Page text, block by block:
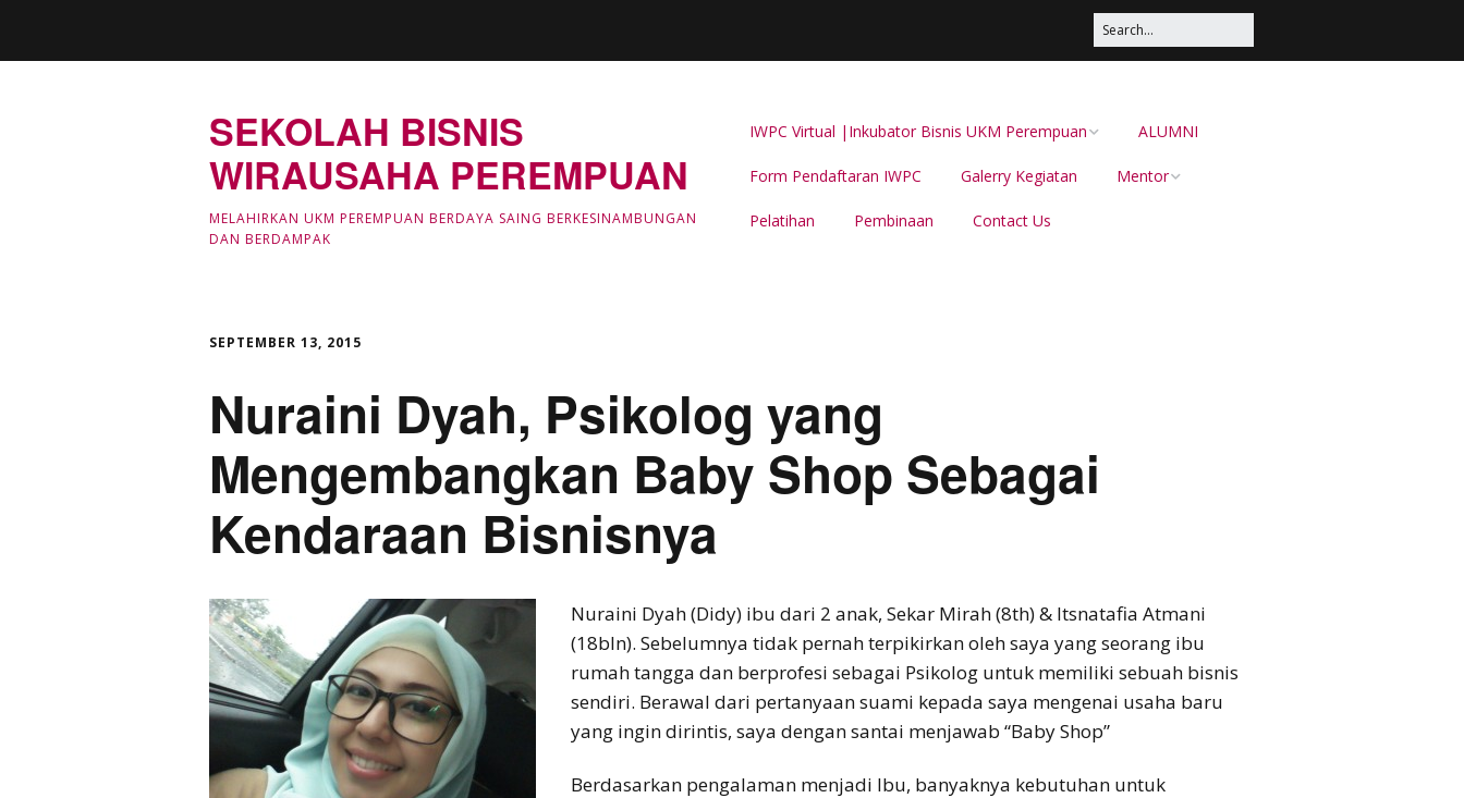
SEKOLAH BISNIS
WIRAUSAHA PEREMPUAN
MELAHIRKAN UKM PEREMPUAN BERDAYA SAING BERKESINAMBUNGAN
DAN BERDAMPAK
IWPC Virtual |Inkubator Bisnis UKM Perempuan
Latar Belakang
LIPUTAN & BERITA IWPC
ALUMNI
Form Pendaftaran IWPC Galerry Kegiatan Mentor
Pelatihan Pembinaan Contact Us
SEPTEMBER 13, 2015
Nuraini Dyah, Psikolog yang
Mengembangkan Baby Shop Sebagai
Kendaraan Bisnisnya
Nuraini Dyah (Didy) ibu dari 2 anak, Sekar Mirah (8th) & Itsnatafia Atmani
(18bln). Sebelumnya tidak pernah terpikirkan oleh saya yang seorang ibu
rumah tangga dan berprofesi sebagai Psikolog untuk memiliki sebuah bisnis
sendiri. Berawal dari pertanyaan suami kepada saya mengenai usaha baru
yang ingin dirintis, saya dengan santai menjawab “Baby Shop”
Berdasarkan pengalaman menjadi Ibu, banyaknya kebutuhan untuk